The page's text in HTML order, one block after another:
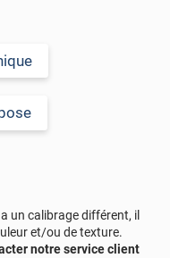
et de son rendu
un calibrage différent, il
et/ou de texture.
notre service client